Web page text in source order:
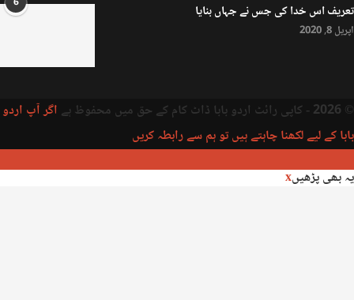
تعریف اس خدا کی جس نے جہاں بنایا
اپریل 8, 2020
© 2026 - کاپی رائٹ اردو بابا ڈاٹ کام کے حق میں محفوظ ہے
اگر آپ اردو
بابا کے لیے لکھنا چاہتے ہیں تو ہم سے رابطہ کریں
یہ بھی پڑھیںx